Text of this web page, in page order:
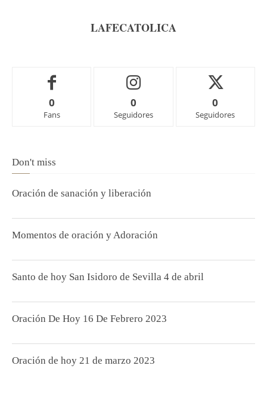
LAFECATOLICA
0
Fans
0
Seguidores
0
Seguidores
Don't miss
Oración de sanación y liberación
Momentos de oración y Adoración
Santo de hoy San Isidoro de Sevilla 4 de abril
Oración De Hoy 16 De Febrero 2023
Oración de hoy 21 de marzo 2023